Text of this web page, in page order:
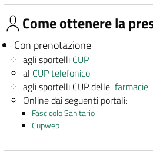
Come ottenere la
Con prenotazione
agli sportelli CUP
al CUP telefonico
agli sportelli CUP dellefarmacie
Online dai seguenti portali:
Fascicolo Sanitario
Cupweb